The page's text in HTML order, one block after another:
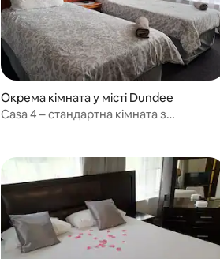
Окрема кімната у місті Dundee
Casa 4 – стандартна кімната з